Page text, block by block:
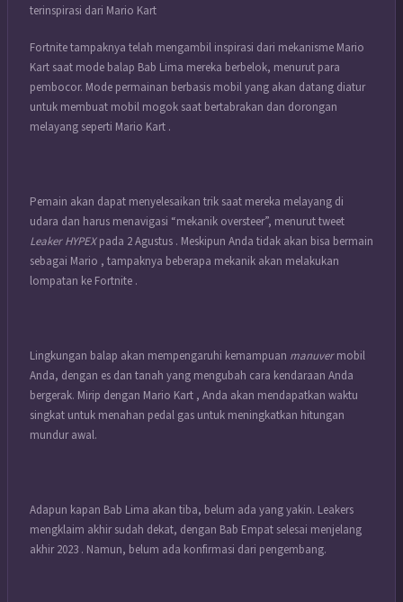
terinspirasi dari Mario Kart
Fortnite tampaknya telah mengambil inspirasi dari mekanisme Mario
Kart saat mode balap Bab Lima mereka berbelok, menurut para
pembocor. Mode permainan berbasis mobil yang akan datang diatur
untuk membuat mobil mogok saat bertabrakan dan dorongan
melayang seperti Mario Kart .
Pemain akan dapat menyelesaikan trik saat mereka melayang di
udara dan harus menavigasi “mekanik oversteer”, menurut tweet
Leaker HYPEXpada 2 Agustus . Meskipun Anda tidak akan bisa bermain
sebagai Mario , tampaknya beberapa mekanik akan melakukan
lompatan ke Fortnite .
Lingkungan balap akan mempengaruhi kemampuan manuvermobil
Anda, dengan es dan tanah yang mengubah cara kendaraan Anda
bergerak. Mirip dengan Mario Kart , Anda akan mendapatkan waktu
singkat untuk menahan pedal gas untuk meningkatkan hitungan
mundur awal.
Adapun kapan Bab Lima akan tiba, belum ada yang yakin. Leakers
mengklaim akhir sudah dekat, dengan Bab Empat selesai menjelang
akhir 2023 . Namun, belum ada konfirmasi dari pengembang.